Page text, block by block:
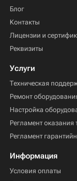
Блог
Контакты
Лицензии и
Реквизиты
Услуги
Техническая
Ремонт
Настройка
Регламент оказания
Регламент
Информация
Условия оплаты